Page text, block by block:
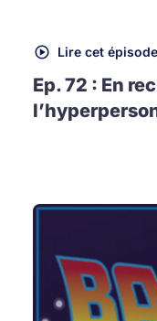
Lire cet épisode
Ep. 72 : En